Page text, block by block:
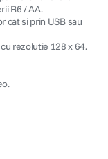
R6 / AA.
cat si prin USB sau
rezolutie 128 x 64.